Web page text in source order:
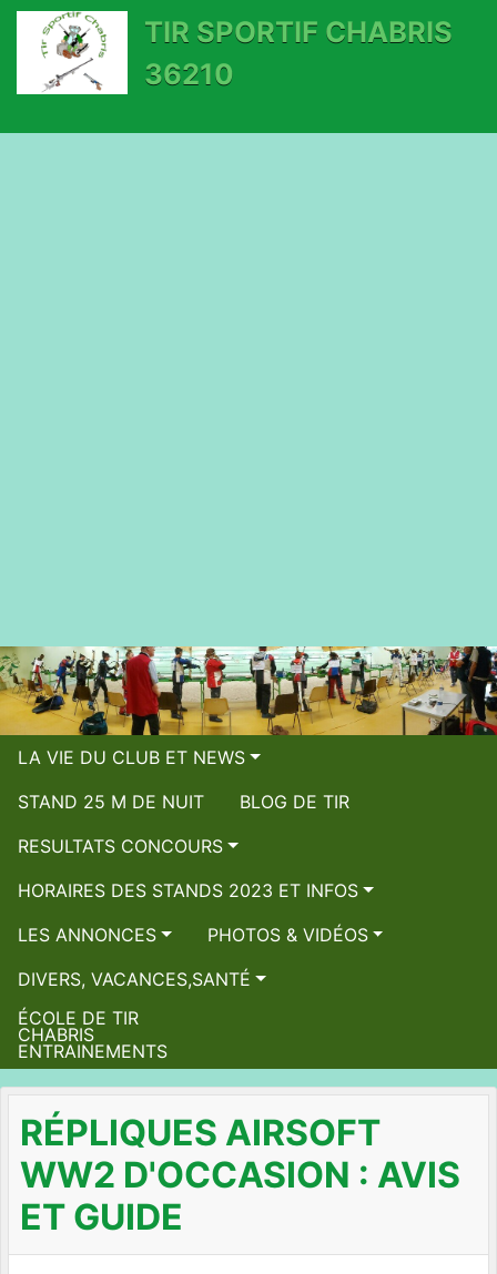
TIR SPORTIF CHABRIS
36210
LA VIE DU CLUB ET NEWS
STAND 25 M DE NUIT
BLOG DE TIR
RESULTATS CONCOURS
HORAIRES DES STANDS 2023 ET INFOS
LES ANNONCES
PHOTOS & VIDÉOS
DIVERS, VACANCES,SANTÉ
ÉCOLE DE TIR
CHABRIS
ENTRAINEMENTS
RÉPLIQUES AIRSOFT
WW2 D'OCCASION : AVIS
ET GUIDE